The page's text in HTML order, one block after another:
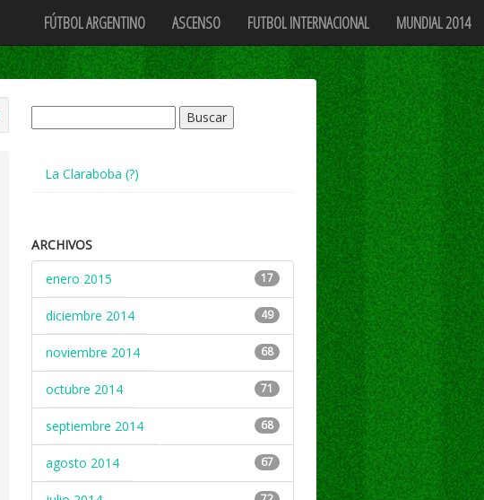
FÚTBOL ARGENTINO ASCENSO FUTBOL INTERNACIONAL MUNDIAL 2014
La Claraboba (?)
ARCHIVOS
enero 2015
17
diciembre 2014 49
noviembre 2014 68
octubre 2014 71
septiembre 2014 68
agosto 2014 67